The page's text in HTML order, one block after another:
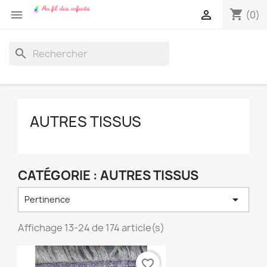
 shopping_cart (0)

search
AUTRES TISSUS
CATÉGORIE : AUTRES TISSUS
Pertinence 
Affichage 13-24 de 174 article(s)
favorite_border